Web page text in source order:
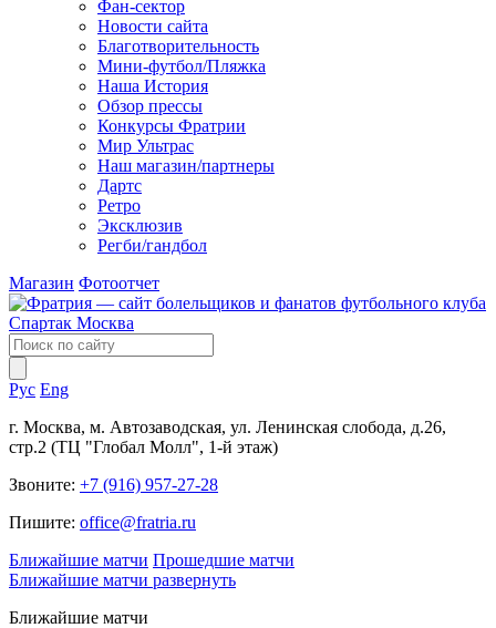
Фан-cектор
Новости сайта
Благотворительность
Мини-футбол/Пляжка
Наша История
Обзор прессы
Конкурсы Фратрии
Мир Ультрас
Наш магазин/партнеры
Дартс
Ретро
Эксклюзив
Регби/гандбол
Магазин Фотоотчет
Рус Eng
г. Москва, м. Автозаводская, ул. Ленинская слобода, д.26,
стр.2 (ТЦ "Глобал Молл", 1-й этаж)
Звоните: +7 (916) 957-27-28
Пишите: office@fratria.ru
Ближайшие матчи Прошедшие матчи
Ближайшие матчи развернуть
Ближайшие матчи